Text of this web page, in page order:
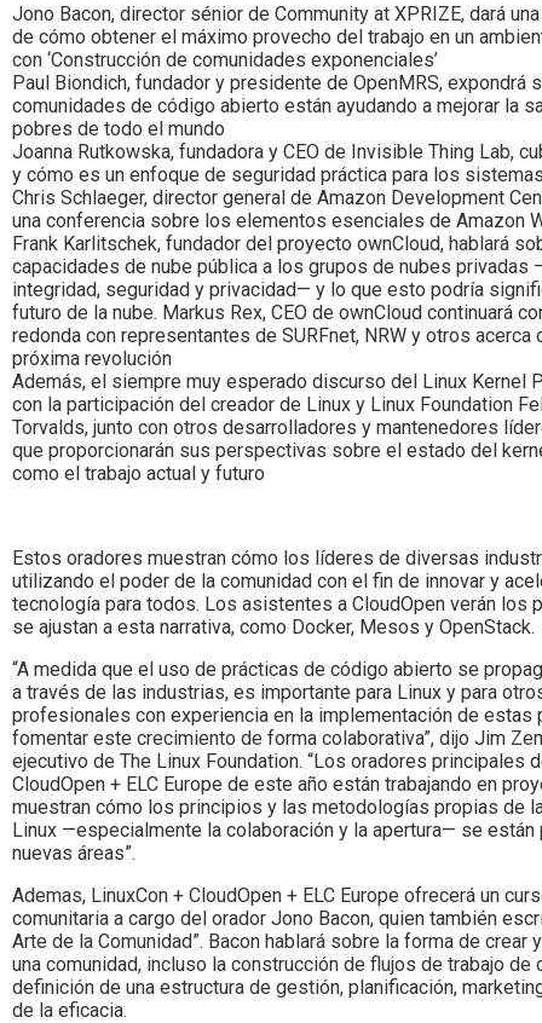
Jono Bacon, director sénior de Community at XPRIZE, dará
de cómo obtener el máximo provecho del trabajo en un
con ‘Construcción de comunidades exponenciales’
Paul Biondich, fundador y presidente de OpenMRS, expondrá
comunidades de código abierto están ayudando a mejorar la
pobres de todo el mundo
Joanna Rutkowska, fundadora y CEO de Invisible Thing Lab,
y cómo es un enfoque de seguridad práctica para los
Chris Schlaeger, director general de Amazon Development
una conferencia sobre los elementos esenciales de Amazon
Frank Karlitschek, fundador del proyecto ownCloud, hablará
capacidades de nube pública a los grupos de nubes privadas
integridad, seguridad y privacidad— y lo que esto podría
futuro de la nube. Markus Rex, CEO de ownCloud continuará
redonda con representantes de SURFnet, NRW y otros acerca
próxima revolución
Además, el siempre muy esperado discurso del Linux Kernel
con la participación del creador de Linux y Linux Foundation
Torvalds, junto con otros desarrolladores y mantenedores
que proporcionarán sus perspectivas sobre el estado del
como el trabajo actual y futuro
Estos oradores muestran cómo los líderes de diversas
utilizando el poder de la comunidad con el fin de innovar y
tecnología para todos. Los asistentes a CloudOpen verán los
se ajustan a esta narrativa, como Docker, Mesos y OpenStack.
“A medida que el uso de prácticas de código abierto se
a través de las industrias, es importante para Linux y para
profesionales con experiencia en la implementación de estas
fomentar este crecimiento de forma colaborativa”, dijo Jim
ejecutivo de The Linux Foundation. “Los oradores principales
CloudOpen + ELC Europe de este año están trabajando en
muestran cómo los principios y las metodologías propias de
Linux —especialmente la colaboración y la apertura— se están
nuevas áreas”.
Ademas, LinuxCon + CloudOpen + ELC Europe ofrecerá un
comunitaria a cargo del orador Jono Bacon, quien también
Arte de la Comunidad”. Bacon hablará sobre la forma de crear
una comunidad, incluso la construcción de flujos de trabajo de
definición de una estructura de gestión, planificación,
de la eficacia.